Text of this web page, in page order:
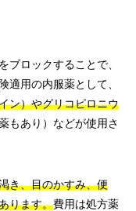
ブロックすることで、
適用の内服薬として、
ン）やグリコピロニウ
もあり）などが使用さ
き、目のかすみ、便
ります。費用は処方薬